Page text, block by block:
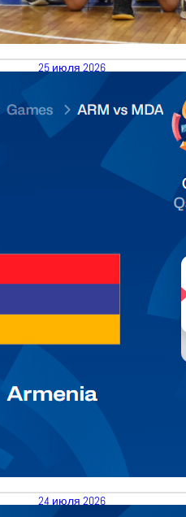
25 июля 2026
26.07.2026 Armenia vs
Division C
КалендарьТаблица
Читать далее
24 июля 2026